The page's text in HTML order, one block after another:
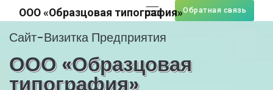
ООО «Образцовая типография»Обратная связь
Сайт-Визитка Предприятия
ООО «Образцовая
типография»